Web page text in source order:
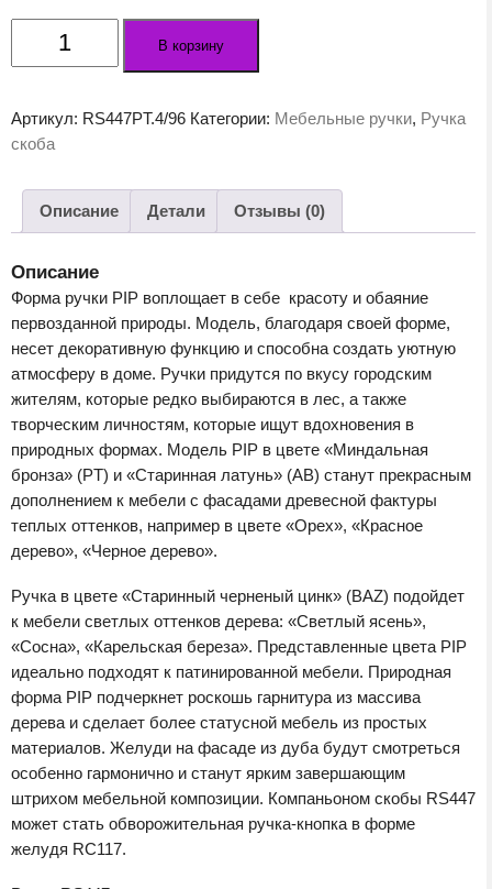
Количество
товара
PIP
(BAZ
-
старинный
цинк)
В корзину
Артикул: RS447PT.4/96 Категории: Мебельные ручки, Ручка
скоба
Описание Детали Отзывы (0)
Описание
Форма ручки PIP воплощает в себе красоту и обаяние
первозданной природы. Модель, благодаря своей форме,
несет декоративную функцию и способна создать уютную
атмосферу в доме. Ручки придутся по вкусу городским
жителям, которые редко выбираются в лес, а также
творческим личностям, которые ищут вдохновения в
природных формах. Модель PIP в цвете «Миндальная
бронза» (PТ) и «Старинная латунь» (АВ) станут прекрасным
дополнением к мебели с фасадами древесной фактуры
теплых оттенков, например в цвете «Орех», «Красное
дерево», «Черное дерево».
Ручка в цвете «Старинный черненый цинк» (BAZ) подойдет
к мебели светлых оттенков дерева: «Светлый ясень»,
«Сосна», «Карельская береза». Представленные цвета PIP
идеально подходят к патинированной мебели. Природная
форма PIP подчеркнет роскошь гарнитура из массива
дерева и сделает более статусной мебель из простых
материалов. Желуди на фасаде из дуба будут смотреться
особенно гармонично и станут ярким завершающим
штрихом мебельной композиции. Компаньоном скобы RS447
может стать обворожительная ручка-кнопка в форме
желудя RC117.